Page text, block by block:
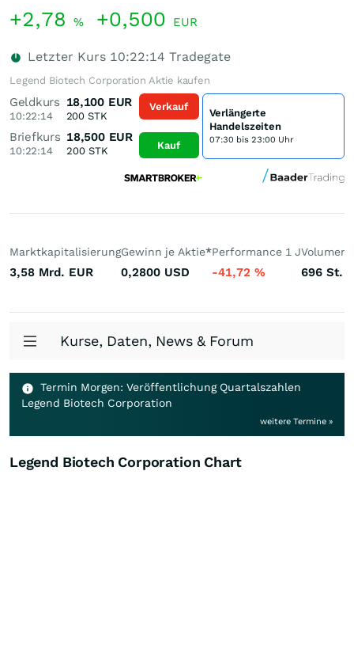
+2,78 % +0,500 EUR
Letzter Kurs 10:22:14 Tradegate
Legend Biotech Corporation Aktie kaufen
Geldkurs
10:22:14
18,100 EUR
200 STK
Briefkurs
10:22:14
18,500 EUR
200STK
Verkauf
Kauf
Verlängerte
Handelszeiten
07:30 bis 23:00 Uhr
Marktkapitalisierung
3,58 Mrd. EUR
Gewinn je Aktie*
0,2800 USD
Performance 1 J
-41,72 %
Volumen
696 St.
Kurse, Daten, News & Forum
Termin Morgen: Veröffentlichung Quartalszahlen
Legend Biotech Corporation
weitere Termine »
Legend Biotech Corporation Chart